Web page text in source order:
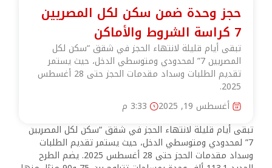
حجز وحدة ضمن سكن لكل المصريين
7 كراسة الشروط والأماكن
تبقى أيام قليلة لانتهاء الحجز في شقق “سكن لكل
المصريين 7” لمحدودي ومتوسطي الدخل، حيث يستمر
تقديم الطلبات وسداد مقدمات الحجز حتى 28 أغسطس
2025.
أغسطس 19, 2025
3:33 م
تبقى أيام قليلة لانتهاء الحجز في شقق “سكن لكل المصريين
7” لمحدودي ومتوسطي الدخل، حيث يستمر تقديم الطلبات
وسداد مقدمات الحجز حتى 28 أغسطس 2025. يضم الطرح